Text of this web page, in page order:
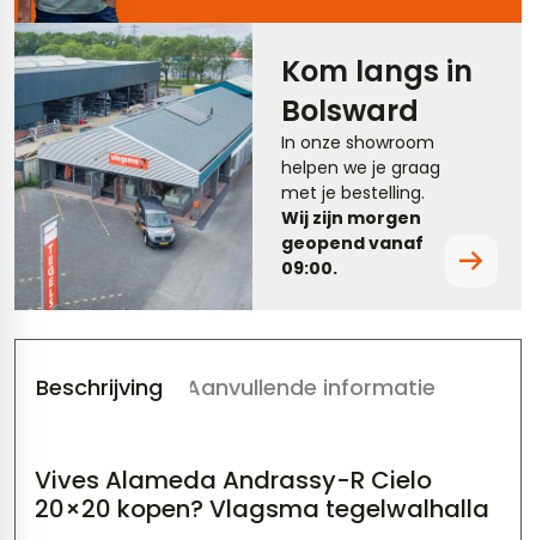
Kom langs in
Bolsward
In onze showroom
helpen we je graag
met je bestelling.
Wij zijn morgen
geopend vanaf
09:00.
Beschrijving Aanvullende informatie
Vives Alameda Andrassy-R Cielo
20×20 kopen? Vlagsma tegelwalhalla